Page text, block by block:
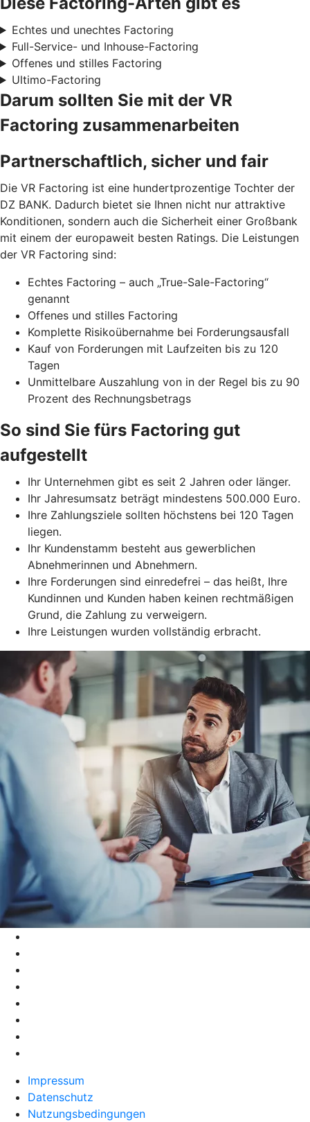
Echtes und unechtes Factoring
Full-Service- und Inhouse-Factoring
Offenes und stilles Factoring
Ultimo-Factoring
Darum sollten Sie mit der VR
Factoring zusammenarbeiten
Partnerschaftlich, sicher und fair
Die VR Factoring ist eine hundertprozentige Tochter der
DZ BANK. Dadurch bietet sie Ihnen nicht nur attraktive
Konditionen, sondern auch die Sicherheit einer Großbank
mit einem der europaweit besten Ratings. Die Leistungen
der VR Factoring sind:
Echtes Factoring – auch „True-Sale-Factoring“
genannt
Offenes und stilles Factoring
Komplette Risikoübernahme bei Forderungsausfall
Kauf von Forderungen mit Laufzeiten bis zu 120
Tagen
Unmittelbare Auszahlung von in der Regel bis zu 90
Prozent des Rechnungsbetrags
So sind Sie fürs Factoring gut
aufgestellt
Ihr Unternehmen gibt es seit 2 Jahren oder länger.
Ihr Jahresumsatz beträgt mindestens 500.000 Euro.
Ihre Zahlungsziele sollten höchstens bei 120 Tagen
liegen.
Ihr Kundenstamm besteht aus gewerblichen
Abnehmerinnen und Abnehmern.
Ihre Forderungen sind einredefrei – das heißt, Ihre
Kundinnen und Kunden haben keinen rechtmäßigen
Grund, die Zahlung zu verweigern.
Ihre Leistungen wurden vollständig erbracht.
Impressum
Datenschutz
Nutzungsbedingungen